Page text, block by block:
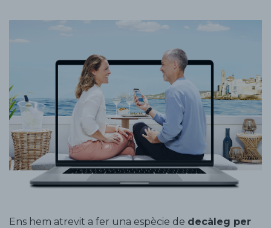
Ens hem atrevit a fer una espècie de decàleg per